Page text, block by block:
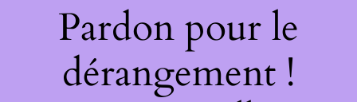
Pardon pour le
dérangement !